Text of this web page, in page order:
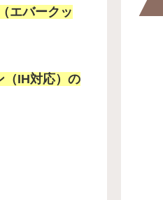
エバークッ
（IH対応）の